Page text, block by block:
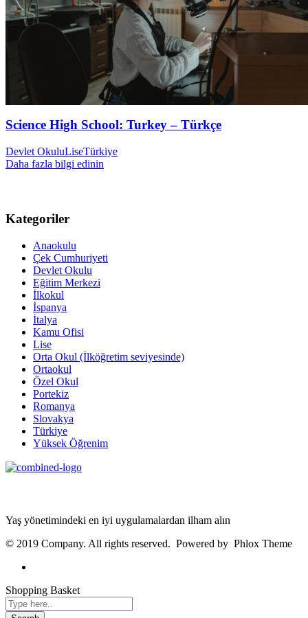
Science High School: Turkey – Türkçe
Devlet OkuluLiseTürkiye
Daha fazla bilgi edinin
Kategoriler
Anaokulu
Çek Cumhuriyeti
Devlet Okulu
Eğitim Merkezi
İlkokul
İspanya
İtalya
Kamu Ofisi
Lise
Orta Okul (İlköğretim seviyesinde)
Ortaokul
Özel Okul
Portekiz
Romanya
Slovakya
Türkiye
Yüksek Öğrenim
Yaş yönetimindeki en iyi uygulamalardan ilham alın
© 2019 Company. All rights reserved. Powered by Phlox Theme
Shopping Basket